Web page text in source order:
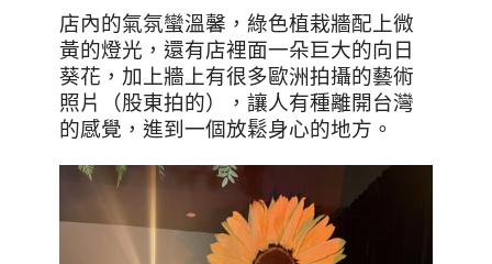
店內的氣氛蠻溫馨，綠色植栽牆配上微
黃的燈光，還有店裡面一朵巨大的向日
葵花，加上牆上有很多歐洲拍攝的藝術
照片（股東拍的），讓人有種離開台灣
的感覺，進到一個放鬆身心的地方。